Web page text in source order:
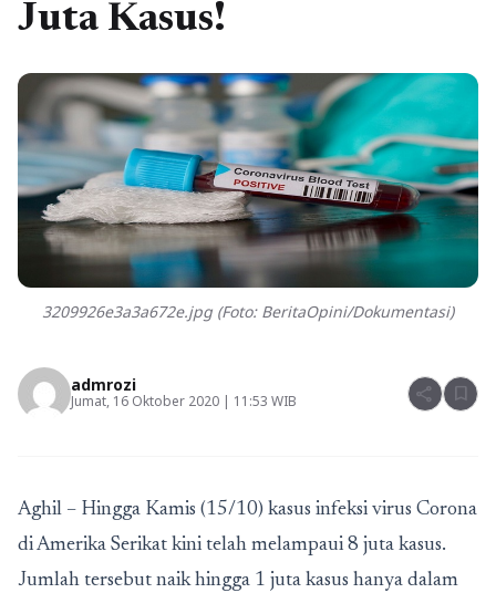
Juta Kasus!
3209926e3a3a672e.jpg (Foto: BeritaOpini/Dokumentasi)
admrozi
Jumat, 16 Oktober 2020 | 11:53 WIB share bookmark
Aghil – Hingga Kamis (15/10) kasus infeksi virus Corona
di Amerika Serikat kini telah melampaui 8 juta kasus.
Jumlah tersebut naik hingga 1 juta kasus hanya dalam